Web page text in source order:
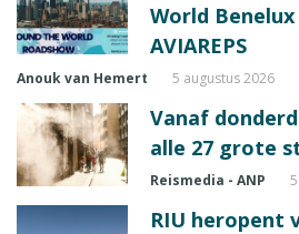
World
AVIAREPS
Anouk van Hemert 5 augustus 2026
Vanaf
alle 27 grote
Reismedia - ANP
RIU heropent